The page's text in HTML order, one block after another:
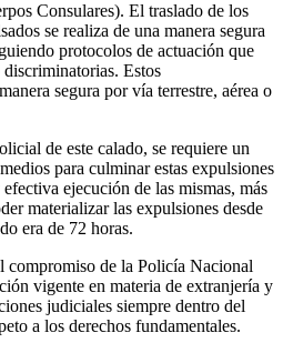
Consulares). El traslado de los
se realiza de una manera segura
protocolos de actuación que
Estos
segura por vía terrestre, aérea o
de este calado, se requiere un
para culminar estas expulsiones
ejecución de las mismas, más
materializar las expulsiones desde
era de 72 horas.
compromiso de la Policía Nacional
vigente en materia de extranjería y
judiciales siempre dentro del
a los derechos fundamentales.